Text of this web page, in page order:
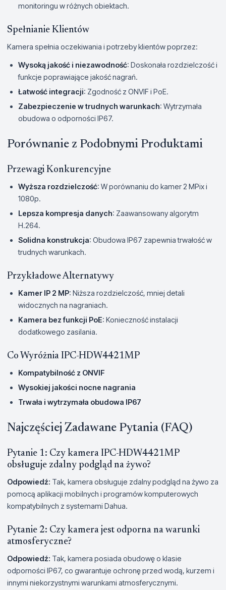
monitoringu w różnych obiektach.
Spełnianie Klientów
Kamera spełnia oczekiwania i potrzeby klientów poprzez:
Wysoką jakość i niezawodność: Doskonała rozdzielczość i
funkcje poprawiające jakość nagrań.
Łatwość integracji: Zgodność z ONVIF i PoE.
Zabezpieczenie w trudnych warunkach: Wytrzymała
obudowa o odporności IP67.
Porównanie z Podobnymi Produktami
Przewagi Konkurencyjne
Wyższa rozdzielczość: W porównaniu do kamer 2 MPix i
1080p.
Lepsza kompresja danych: Zaawansowany algorytm
H.264.
Solidna konstrukcja: Obudowa IP67 zapewnia trwałość w
trudnych warunkach.
Przykładowe Alternatywy
Kamer IP 2 MP: Niższa rozdzielczość, mniej detali
widocznych na nagraniach.
Kamera bez funkcji PoE: Konieczność instalacji
dodatkowego zasilania.
Co Wyróżnia IPC-HDW4421MP
Kompatybilność z ONVIF
Wysokiej jakości nocne nagrania
Trwała i wytrzymała obudowa IP67
Najczęściej Zadawane Pytania (FAQ)
Pytanie 1: Czy kamera IPC-HDW4421MP
obsługuje zdalny podgląd na żywo?
Odpowiedź: Tak, kamera obsługuje zdalny podgląd na żywo za
pomocą aplikacji mobilnych i programów komputerowych
kompatybilnych z systemami Dahua.
Pytanie 2: Czy kamera jest odporna na warunki
atmosferyczne?
Odpowiedź: Tak, kamera posiada obudowę o klasie
odporności IP67, co gwarantuje ochronę przed wodą, kurzem i
innymi niekorzystnymi warunkami atmosferycznymi.